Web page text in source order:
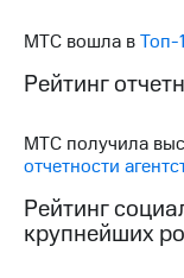
Рынок
именных
МТС вошла вТоп-
Рейтинг
МТС получила
отчетности
Рейтинг
крупнейших